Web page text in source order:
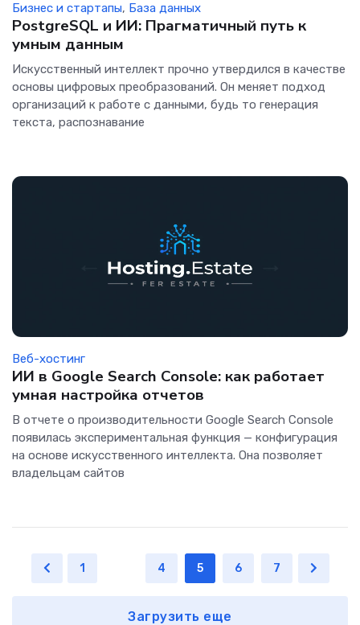
Бизнес и стартапы, База данных
PostgreSQL и ИИ: Прагматичный путь к
умным данным
Искусственный интеллект прочно утвердился в качестве
основы цифровых преобразований. Он меняет подход
организаций к работе с данными, будь то генерация
текста, распознавание
Веб-хостинг
ИИ в Google Search Console: как работает
умная настройка отчетов
В отчете о производительности Google Search Console
появилась экспериментальная функция — конфигурация
на основе искусственного интеллекта. Она позволяет
владельцам сайтов
1 4 5 6 7
Загрузить еще